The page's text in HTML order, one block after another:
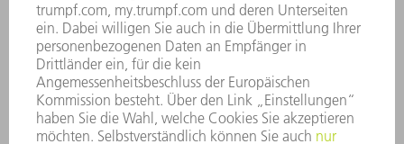
COMPLIANCE
HINWEISGEBERSYSTEM
SECURITY
PRESSEMITTEILUNGEN
MAGAZINE
LIEFERANTEN
NACHHALTIGKEIT
UMWELT & KLIMA